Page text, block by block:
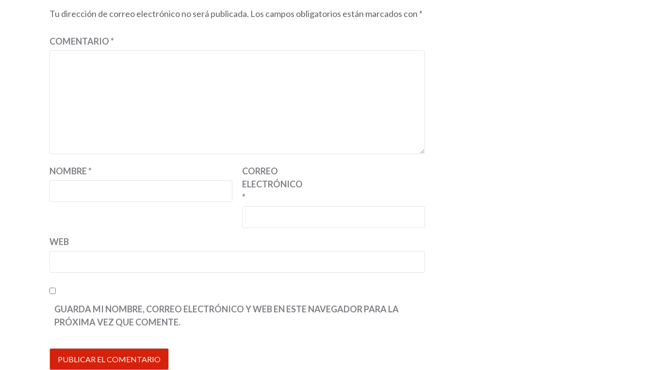
Tu dirección de correo electrónico no será publicada. Los campos obligatorios están marcados con *
COMENTARIO*
NOMBRE*
CORREO
ELECTRÓNICO
*
WEB
GUARDA MI NOMBRE, CORREO ELECTRÓNICO Y WEB EN ESTE NAVEGADOR PARA LA
PRÓXIMA VEZ QUE COMENTE.